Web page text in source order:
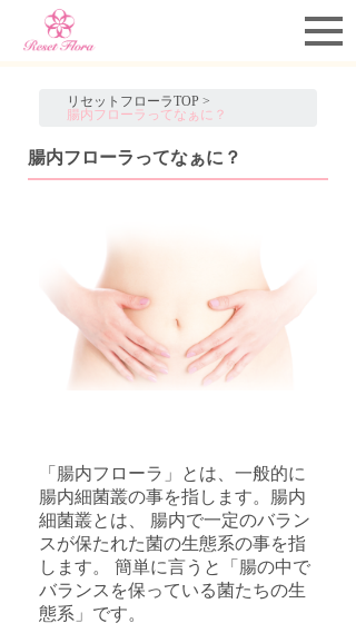
リセットフローラTOP >
腸内フローラってなぁに？
腸内フローラってなぁに？
「腸内フローラ」とは、一般的に
腸内細菌叢の事を指します。腸内
細菌叢とは、 腸内で一定のバラン
スが保たれた菌の生態系の事を指
します。 簡単に言うと「腸の中で
バランスを保っている菌たちの生
態系」です。